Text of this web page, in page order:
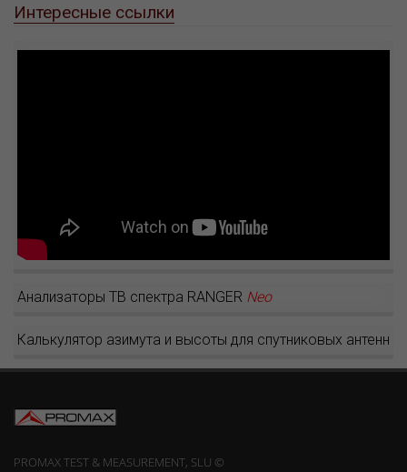
Интересные ссылки
Анализаторы ТВ спектра RANGER Neo
Калькулятор азимута и высоты для спутниковых антенн
PROMAX TEST & MEASUREMENT, SLU ©